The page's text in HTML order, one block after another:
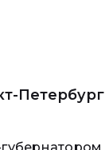
Петербург